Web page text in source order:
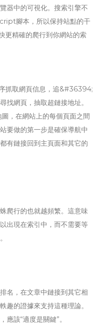
器中的可視化。搜索引擎不
腳本，所以保持站點的干
更精確的爬行到你網站的索
抓取網頁信息，追&#36394;
找網頁，抽取超鏈接地址。
，在網站上的每個頁面之間
要做的第一步是確保導航中
有鏈接回到主頁面和其它的
爬行的也就越頻繁。這意味
出現在索引中，而不需要等
名，在文章中鏈接到其它相
趣的證據來支持這種理論。
該“適度是關鍵”。